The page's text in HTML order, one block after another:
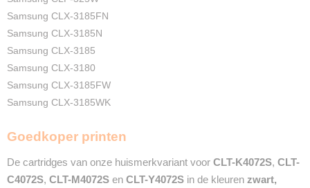
Verzendmethode
Pakketpost
Garantie
2 Jaar
Recyclebaar
❌
Samsung CLX-3185FN
Samsung CLX-3185N
Samsung CLX-3185
Samsung CLX-3180
Samsung CLX-3185FW
Samsung CLX-3185WK
Goedkoper printen
De cartridges van onze huismerkvariant voor CLT-K4072S, CLT-
C4072S, CLT-M4072S en CLT-Y4072S in de kleuren zwart,